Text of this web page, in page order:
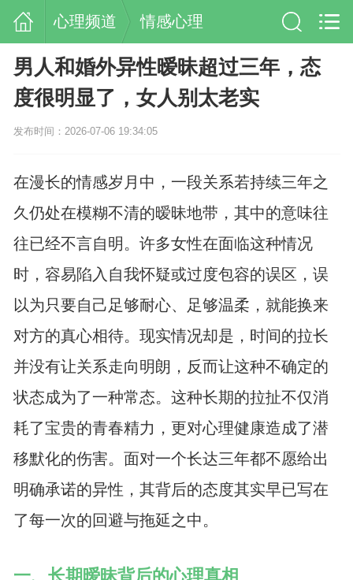
心理频道 情感心理
男人和婚外异性暧昧超过三年，态
度很明显了，女人别太老实
发布时间：2026-07-06 19:34:05
在漫长的情感岁月中，一段关系若持续三年之
久仍处在模糊不清的暧昧地带，其中的意味往
往已经不言自明。许多女性在面临这种情况
时，容易陷入自我怀疑或过度包容的误区，误
以为只要自己足够耐心、足够温柔，就能换来
对方的真心相待。现实情况却是，时间的拉长
并没有让关系走向明朗，反而让这种不确定的
状态成为了一种常态。这种长期的拉扯不仅消
耗了宝贵的青春精力，更对心理健康造成了潜
移默化的伤害。面对一个长达三年都不愿给出
明确承诺的异性，其背后的态度其实早已写在
了每一次的回避与拖延之中。
一、长期暧昧背后的心理真相